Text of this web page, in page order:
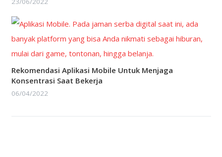
Rekomendasi Aplikasi Mobile Untuk Menjaga
Konsentrasi Saat Bekerja
06/04/2022